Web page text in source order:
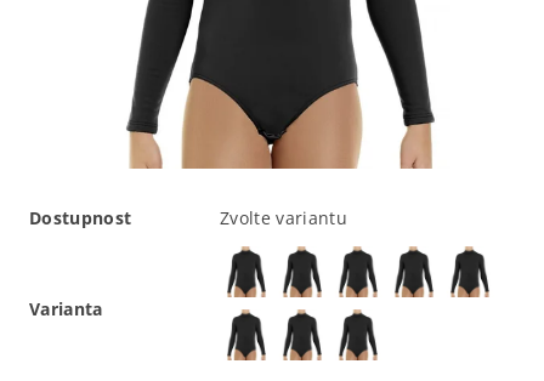
Dostupnost Zvolte variantu
Varianta